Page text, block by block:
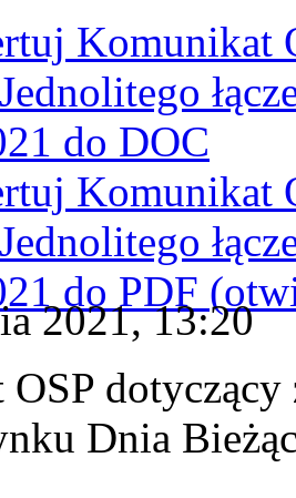
Komunikat
do DOC
Komunikat
do PDF
2021, 13:20
dotyczący
Dnia